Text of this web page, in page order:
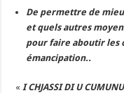
De permettre de
et quels autres
pour faire aboutir les
émancipation..
« I CHJASSI DI U CUMUNU